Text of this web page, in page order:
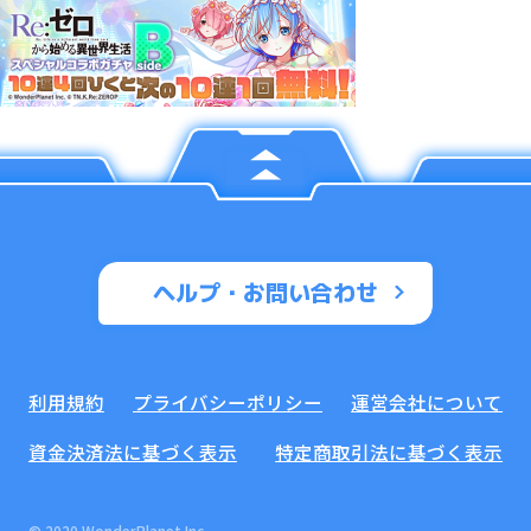
ヘルプ・お問い合わせ
利用規約 プライバシーポリシー
運営会社について
資金決済法に基づく表示
特定商取引法に基づく表示